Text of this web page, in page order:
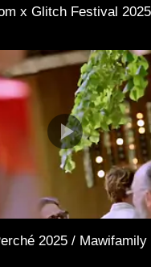
x Glitch Festival 2025
2025 / Mawifamily